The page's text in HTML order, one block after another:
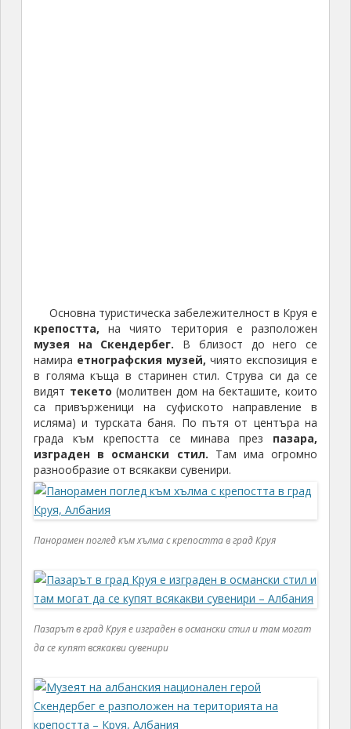
Основна туристическа забележителност в Круя е
крепостта, на чиято територия е разположен
музея на Скендербег. В близост до него се
намира етнографския музей,чиято експозиция е
в голяма къща в старинен стил. Струва си да се
видят текето (молитвен дом на бекташите, които
са привърженици на суфиското направление в
исляма) и турската баня. По пътя от центъра на
града към крепостта се минава през пазара,
изграден в османски стил. Там има огромно
разнообразие от всякакви сувенири.
Панорамен поглед към хълма с крепостта в град Круя
Пазарът в град Круя е изграден в османски стил и там могат
да се купят всякакви сувенири